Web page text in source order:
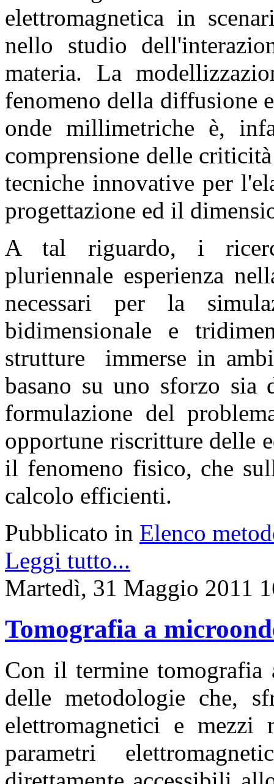
elettromagnetica in
nello studio
materia. La
fenomeno della diffusione
onde millimetriche è,
comprensione delle
tecniche innovative per
progettazione ed il
A tal riguardo, i
pluriennale esperienza
necessari per la
bidimensionale e
strutture immerse in
basano su uno sforzo
formulazione del
opportune riscritture delle
il fenomeno fisico, che
calcolo efficienti.
Pubblicato in Elenco
Leggi tutto...
Martedì, 31 Maggio 2011
Tomografia a
Con il termine tomografia
delle metodologie che,
elettromagnetici e
parametri